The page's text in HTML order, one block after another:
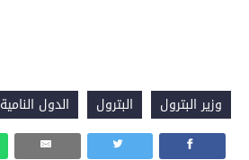
وزير البترول البترول الدول النامية